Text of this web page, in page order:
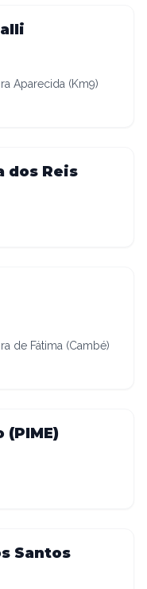
Aparecida (Km9)
dos Reis
de Fátima (Cambé)
(PIME)
Santos